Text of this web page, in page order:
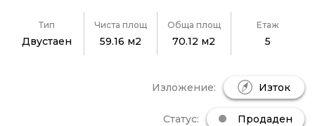
Тип
Двустаен
Чиста площ
59.16 м2
Обща площ
70.12 м2
Етаж
5
Изложение: Изток
Статус: Продаден